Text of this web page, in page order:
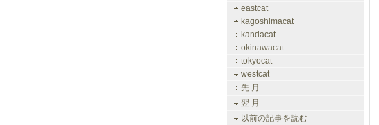
eastcat
kagoshimacat
kandacat
okinawacat
tokyocat
westcat
先 月
翌 月
以前の記事を読む